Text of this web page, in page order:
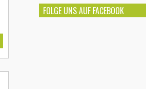
FOLGE UNS AUF FACEBOOK